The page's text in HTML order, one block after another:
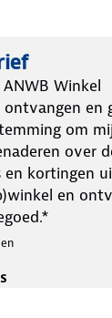
Winkel
en
om
over
en kortingen
en